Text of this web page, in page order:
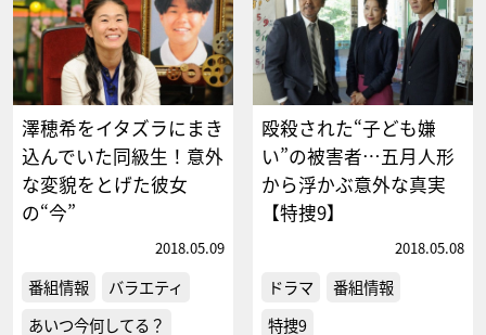
澤穂希をイタズラにまき
込んでいた同級生！意外
な変貌をとげた彼女
の“今”
2018.05.09
番組情報
バラエティ
あいつ今何してる？
殴殺された“子ども嫌
い”の被害者…五月人形
から浮かぶ意外な真実
【特捜9】
2018.05.08
ドラマ
番組情報
特捜9